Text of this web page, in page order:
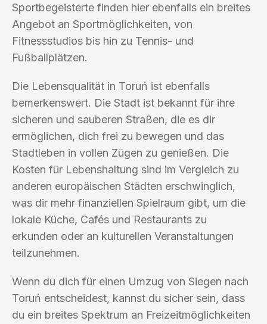
Sportbegeisterte finden hier ebenfalls ein breites
Angebot an Sportmöglichkeiten, von
Fitnessstudios bis hin zu Tennis- und
Fußballplätzen.
Die Lebensqualität in Toruń ist ebenfalls
bemerkenswert. Die Stadt ist bekannt für ihre
sicheren und sauberen Straßen, die es dir
ermöglichen, dich frei zu bewegen und das
Stadtleben in vollen Zügen zu genießen. Die
Kosten für Lebenshaltung sind im Vergleich zu
anderen europäischen Städten erschwinglich,
was dir mehr finanziellen Spielraum gibt, um die
lokale Küche, Cafés und Restaurants zu
erkunden oder an kulturellen Veranstaltungen
teilzunehmen.
Wenn du dich für einen Umzug von Siegen nach
Toruń entscheidest, kannst du sicher sein, dass
du ein breites Spektrum an Freizeitmöglichkeiten